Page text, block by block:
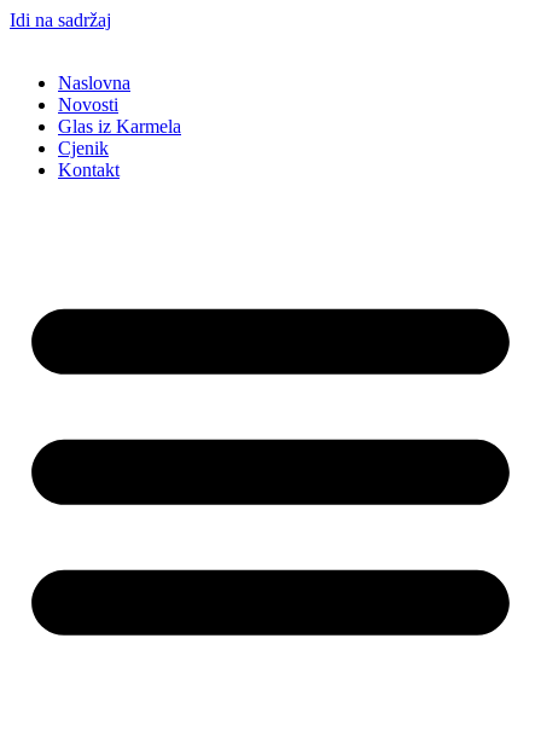
Idi na sadržaj
Naslovna
Novosti
Glas iz Karmela
Cjenik
Kontakt